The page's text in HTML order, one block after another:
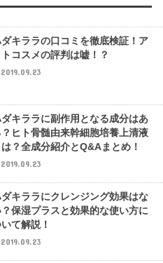
キララの口コミを徹底検証！ア
トコスメの評判は嘘！？
2019.09.23
キララに副作用となる成分はあ
？ヒト骨髄由来幹細胞培養上清液
は？全成分紹介とQ&Aまとめ！
2019.09.23
キララにクレンジング効果はな
？保湿プラスと効果的な使い方に
て解説！
2019.09.23